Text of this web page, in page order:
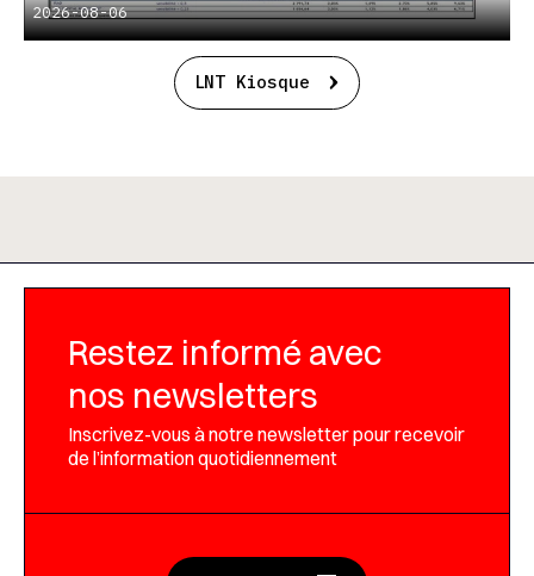
2026-08-06
LNT Kiosque
Restez informé avec
nos newsletters
Inscrivez-vous à notre newsletter pour recevoir
de l’information quotidiennement